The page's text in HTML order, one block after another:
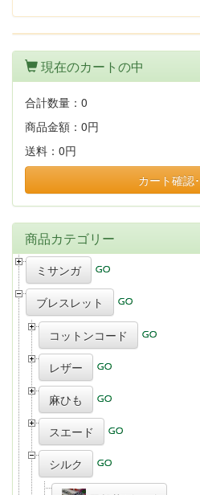
現在のカートの中
合計数量： 0
商品金額： 0円
送料： 0円
カート確認
商品カテゴリー
ミサンガ
ブレスレット
コットンコード
レザー
麻ひも
スエード
シルク